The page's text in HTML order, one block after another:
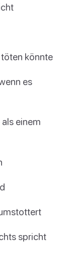
könnte
es
einem
spricht